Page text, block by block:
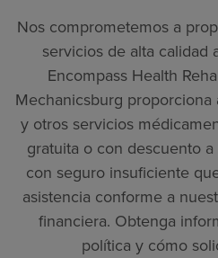
Nos comprometemos a
servicios de alta calidad
Encompass Health
Mechanicsburg
y otros servicios
gratuita o con descuento
con seguro insuficiente
asistencia conforme a
financiera. Obtenga
política y cómo